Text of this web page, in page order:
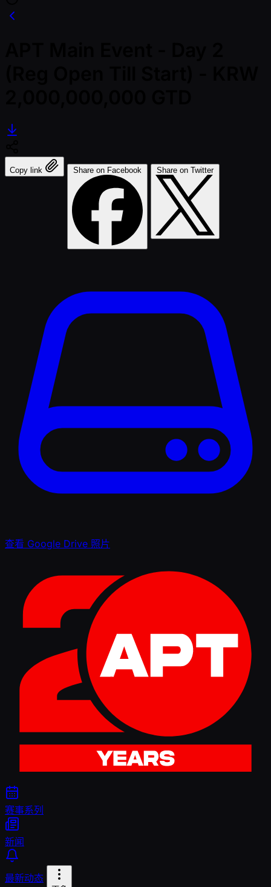
Copy link Share on Facebook Share on Twitter
查看 Google Drive 照片
赛事系列
新闻
最新动态